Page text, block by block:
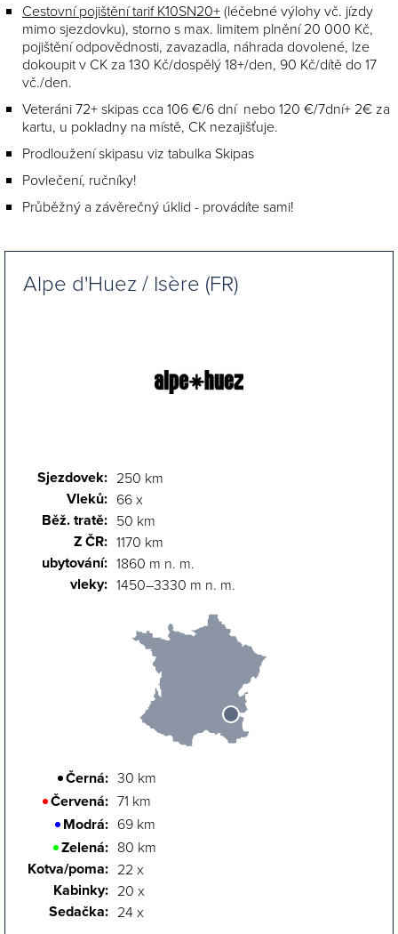
Cestovní pojištění tarif K10SN20+(léčebné výlohy vč. jízdy
mimo sjezdovku), storno s max. limitem plnění 20 000 Kč,
pojištění odpovědnosti, zavazadla, náhrada dovolené, lze
dokoupit v CK za 130 Kč/dospělý 18+/den, 90 Kč/dítě do 17
vč./den.
Veteráni 72+ skipas cca 106 €/6 dní nebo 120 €/7dní+ 2€ za
kartu, u pokladny na místě, CK nezajišťuje.
Prodloužení skipasu viz tabulka Skipas
Povlečení, ručníky!
Průběžný a závěrečný úklid - provádíte sami!
Alpe d'Huez / Isère (FR)
Sjezdovek: 250 km
Vleků: 66 x
Běž. tratě: 50 km
Z ČR: 1170 km
ubytování: 1860 m n. m.
vleky: 1450–3330 m n. m.
Černá: 30 km
Červená: 71 km
Modrá: 69 km
Zelená: 80 km
Kotva/poma: 22 x
Kabinky: 20 x
Sedačka: 24 x